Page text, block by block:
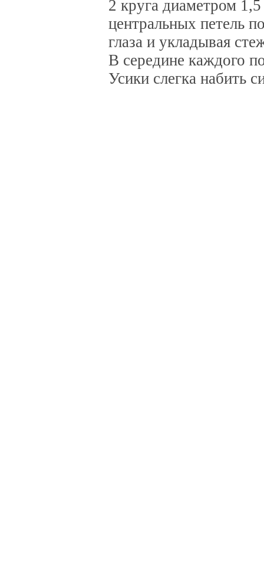
2 круга диаметром
центральных петель
глаза и укладывая
В середине каждого
Усики слегка набить